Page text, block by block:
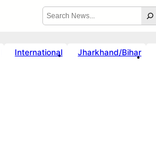
Search
International Jharkhand/Bihar